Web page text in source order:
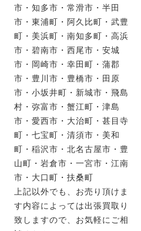
市・知多市・常滑市・半田
市・東浦町・阿久比町・武豊
町・美浜町・南知多町・高浜
市・碧南市・西尾市・安城
市・岡崎市・幸田町・蒲郡
市・豊川市・豊橋市・田原
市・小坂井町・新城市・飛島
村・弥富市・蟹江町・津島
市・愛西市・大治町・甚目寺
町・七宝町・清須市・美和
町・稲沢市・北名古屋市・豊
山町・岩倉市・一宮市・江南
市・大口町・扶桑町
上記以外でも、お売り頂けま
す内容によっては出張買取り
致しますので、お気軽にご相